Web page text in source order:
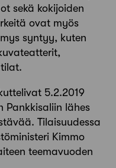
sekä kokijoiden
ovat myös
syntyy, kuten
5.2.2019
Pankkisaliin lähes
Tilaisuudessa
Kimmo
teemavuoden